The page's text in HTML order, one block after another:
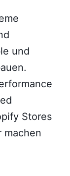
und
Stores
machen